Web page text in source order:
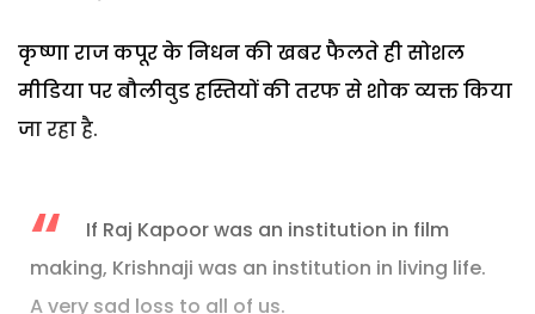
कृष्णा राज कपूर के निधन की खबर फैलते ही सोशल
मीडिया पर बौलीवुड हस्तियों की तरफ से शोक व्यक्त किया
जा रहा है.
If Raj Kapoor was an institution in film
making, Krishnaji was an institution in living life.
A very sad loss to all of us.